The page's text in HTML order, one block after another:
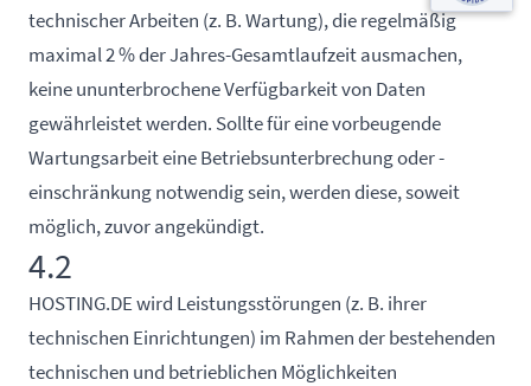
technischer Arbeiten (z. B. Wartung), die regelmäßig
maximal 2 % der Jahres-Gesamtlaufzeit ausmachen,
keine ununterbrochene Verfügbarkeit von Daten
gewährleistet werden. Sollte für eine vorbeugende
Wartungsarbeit eine Betriebsunterbrechung oder -
einschränkung notwendig sein, werden diese, soweit
möglich, zuvor angekündigt.
4.2
HOSTING.DE wird Leistungsstörungen (z. B. ihrer
technischen Einrichtungen) im Rahmen der bestehenden
technischen und betrieblichen Möglichkeiten